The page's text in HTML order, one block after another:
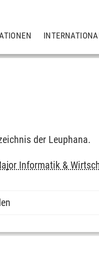
der Leuphana.
Informatik &